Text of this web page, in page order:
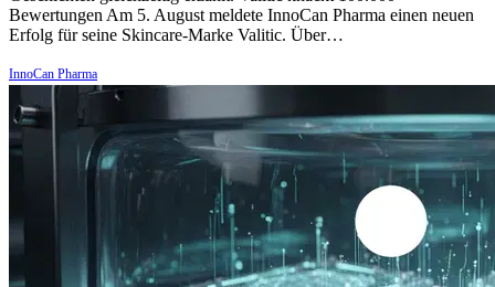
Bewertungen Am 5. August meldete InnoCan Pharma einen neuen
Erfolg für seine Skincare-Marke Valitic. Über…
InnoCan Pharma